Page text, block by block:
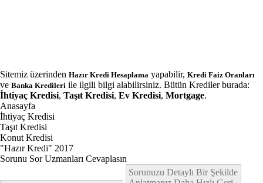
Sitemiz üzerinden Hazır Kredi Hesaplama yapabilir, Kredi Faiz Oranları
ve Banka Kredileri ile ilgili bilgi alabilirsiniz. Bütün Krediler burada:
İhtiyaç Kredisi, Taşıt Kredisi, Ev Kredisi, Mortgage.
Anasayfa
İhtiyaç Kredisi
Taşıt Kredisi
Konut Kredisi
"Hazır Kredi" 2017
Sorunu Sor Uzmanları Cevaplasın